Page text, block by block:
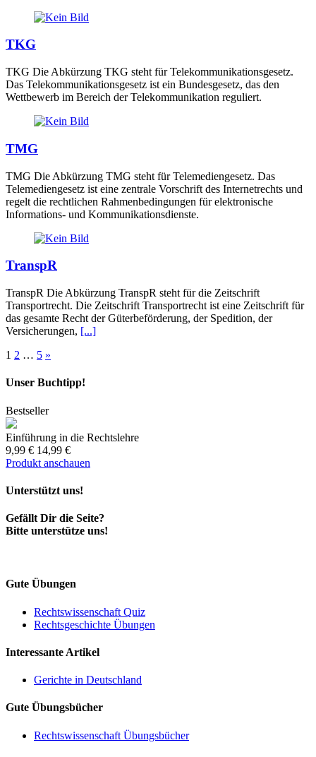
TKG
TKG Die Abkürzung TKG steht für Telekommunikationsgesetz.
Das Telekommunikationsgesetz ist ein Bundesgesetz, das den
Wettbewerb im Bereich der Telekommunikation reguliert.
TMG
TMG Die Abkürzung TMG steht für Telemediengesetz. Das
Telemediengesetz ist eine zentrale Vorschrift des Internetrechts und
regelt die rechtlichen Rahmenbedingungen für elektronische
Informations- und Kommunikationsdienste.
TranspR
TranspR Die Abkürzung TranspR steht für die Zeitschrift
Transportrecht. Die Zeitschrift Transportrecht ist eine Zeitschrift für
das gesamte Recht der Güterbeförderung, der Spedition, der
Versicherungen, [...]
Seitennummerierung
der
1 2 … 5 »
Unser Buchtipp!
Bestseller
Einführung in die Rechtslehre
9,99 € 14,99 €
Produkt anschauen
Unterstützt uns!
Gefällt Dir die Seite?
Bitte unterstütze uns!
Gute Übungen
Rechtswissenschaft Quiz
Rechtsgeschichte Übungen
Interessante Artikel
Gerichte in Deutschland
Gute Übungsbücher
Rechtswissenschaft Übungsbücher